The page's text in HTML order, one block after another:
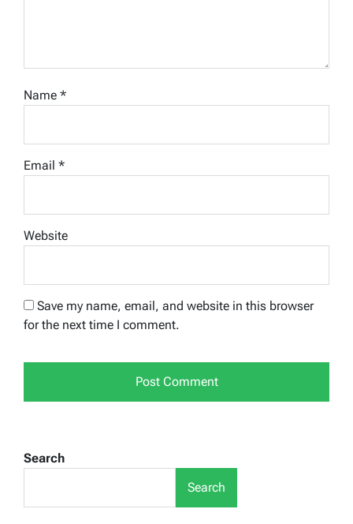
Name *
Email *
Website
Save my name, email, and website in this browser
for the next time I comment.
Search
Search